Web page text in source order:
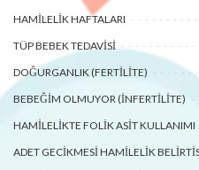
HAMILELIK HAFTALARI
TÜP BEBEK TEDAVISI
DOĞURGANLIK (FERTILITE)
BEBEĞIM OLMUYOR (İNFERTILITE)
HAMILELIKTE FOLIK ASIT KULLANIMI
ADET GECIKMESI HAMILELIK